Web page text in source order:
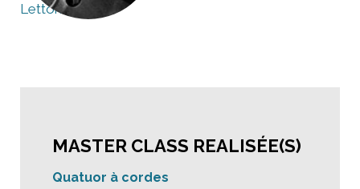
Lettonie
MASTER CLASS REALISÉE(S)
Quatuor à cordes